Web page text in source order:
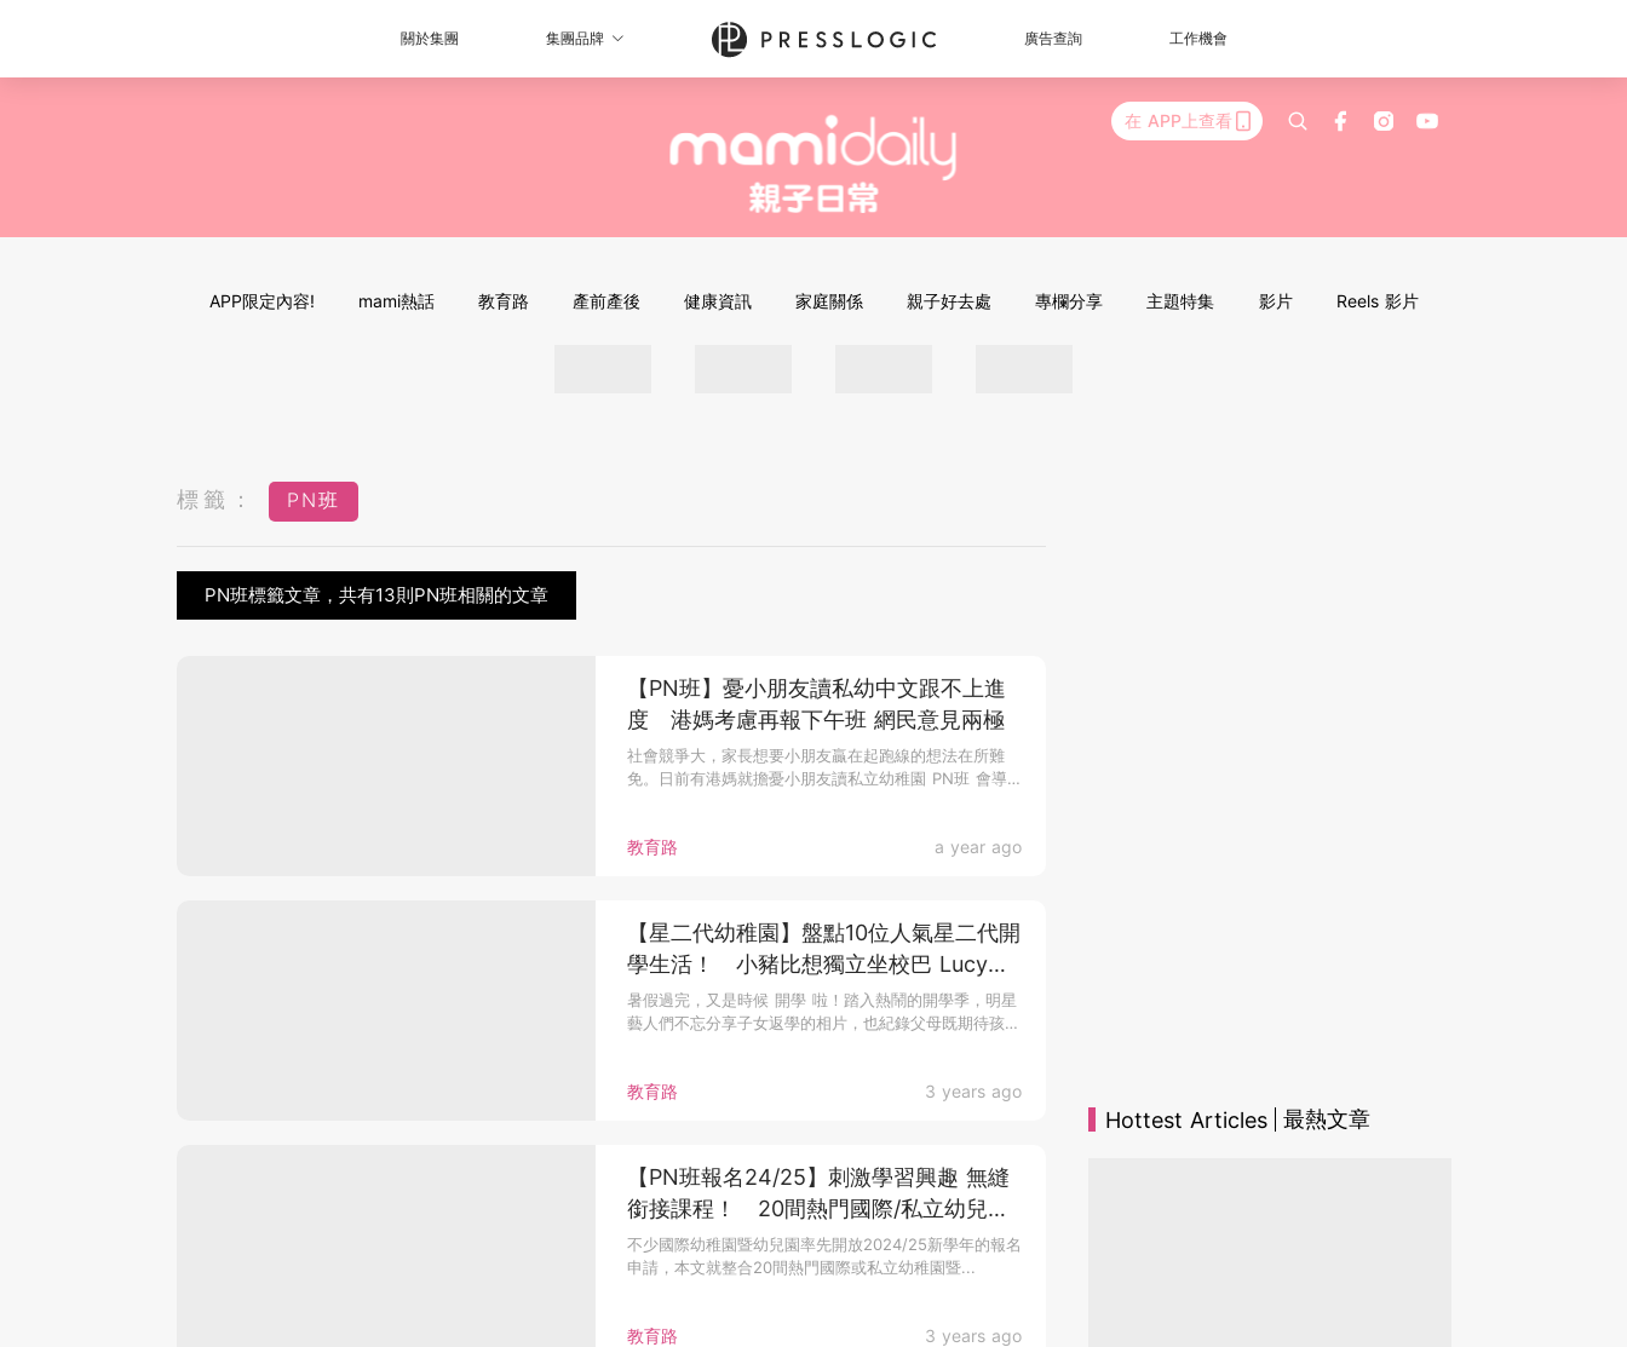
關於集團 集團品牌 廣告查詢 工作機會
在 APP上查看
APP限定內容! mami熱話 教育路 產前產後 健康資訊 家庭關係 親子好去處 專欄分享 主題特集 影片 Reels 影片
標籤： PN班
PN班標籤文章，共有13則PN班相關的文章
教育路 a year ago
【PN班】憂小朋友讀私幼中文跟不上進
度 港媽考慮再報下午班 網民意見兩極
社會競爭大，家長想要小朋友贏在起跑線的想法在所難
免。日前有港媽就擔憂小朋友讀私立幼稚園 PN班 會導
教育路 3 years ago
【星二代幼稚園】盤點10位人氣星二代開
學生活！ 小豬比想獨立坐校巴 Lucy經
典髮型迎K3
暑假過完，又是時候 開學 啦！踏入熱鬧的開學季，明星
藝人們不忘分享子女返學的相片，也紀錄父母既期待孩子
教育路 3 years ago
【PN班報名24/25】刺激學習興趣 無縫
銜接課程！ 20間熱門國際/私立幼兒園
PN班招生！
不少國際幼稚園暨幼兒園率先開放2024/25新學年的報名
申請，本文就整合20間熱門國際或私立幼稚園暨...
Hottest Articles 最熱文章